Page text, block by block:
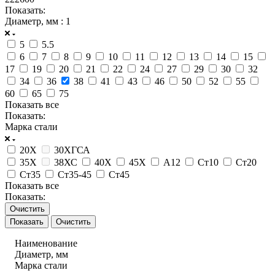
Показать:
Диаметр, мм : 1
5
5.5
6
7 8 9 10 11 12 13 14
15
17
19 20 21 22 24 27 29 30
32
34
36 38 41 43 46 50 52
55
60
65
75
Показать все
Показать:
Марка стали
20Х
30ХГСА
35Х
38ХС 40Х 45Х А12 Ст10
Ст20
Ст35
Ст35-45
Ст45
Показать все
Показать:
Очистить
Очистить
Наименование
Диаметр, мм
Марка стали